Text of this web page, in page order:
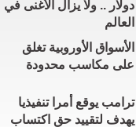
دولار .. ولا يزال الأغنى في
العالم
الأسواق الأوروبية تغلق
على مكاسب محدودة
ترامب يوقع أمرا تنفيذيا
يهدف لتقييد حق اكتساب